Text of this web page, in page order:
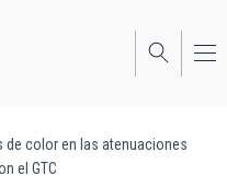
de color en las atenuaciones
el GTC